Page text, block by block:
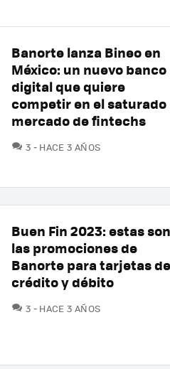
Banorte lanza Bineo en
México: un nuevo banco
digital que quiere
competir en el saturado
mercado de fintechs
3 COMENTARIOS
HACE 3 AÑOS
Buen Fin 2023: estas son
las promociones de
Banorte para tarjetas de
crédito y débito
3 COMENTARIOS
HACE 3 AÑOS